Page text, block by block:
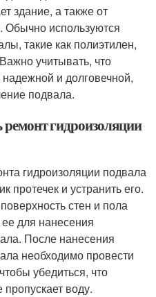
здание, а также от
используются
такие как полиэтилен,
учитывать, что
и долговечной,
подвала.
гидроизоляции
гидроизоляции подвала
протечек и устранить его.
стен и пола
для нанесения
После нанесения
необходимо провести
убедиться, что
воду.